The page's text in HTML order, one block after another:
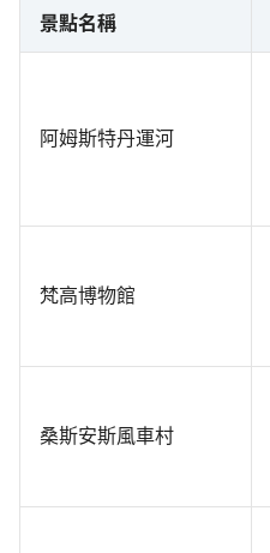
景點名稱
阿姆斯特丹運河
梵高博物館
桑斯安斯風車村